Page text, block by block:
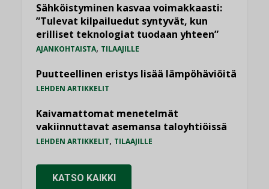
Sähköistyminen kasvaa voimakkaasti:
”Tulevat kilpailuedut syntyvät, kun
erilliset teknologiat tuodaan yhteen”
AJANKOHTAISTA, TILAAJILLE
Puutteellinen eristys lisää lämpöhäviöitä
LEHDEN ARTIKKELIT
Kaivamattomat menetelmät
vakiinnuttavat asemansa taloyhtiöissä
LEHDEN ARTIKKELIT, TILAAJILLE
KATSO KAIKKI